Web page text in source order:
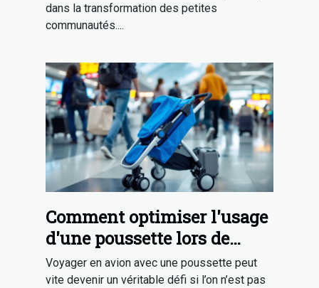
dans la transformation des petites
communautés....
Comment optimiser l'usage
d'une poussette lors de
voyages en avion ?
Voyager en avion avec une poussette peut
vite devenir un véritable défi si l’on n’est pas